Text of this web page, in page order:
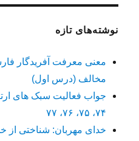
نوشته‌های تازه
معنی معرفت آفریدگار
مخالف (درس اول)
۷۴، ۷۵، ۷۶، ۷۷
خدای مهربان: شناختی از